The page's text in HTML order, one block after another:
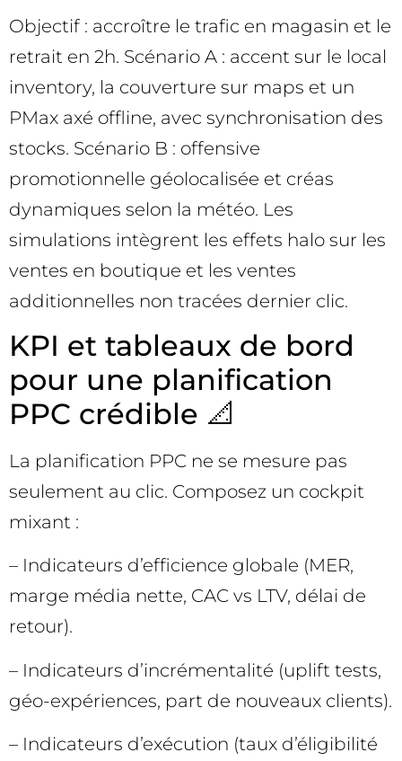
Objectif : accroître le trafic en magasin et le
retrait en 2h. Scénario A : accent sur le local
inventory, la couverture sur maps et un
PMax axé offline, avec synchronisation des
stocks. Scénario B : offensive
promotionnelle géolocalisée et créas
dynamiques selon la météo. Les
simulations intègrent les effets halo sur les
ventes en boutique et les ventes
additionnelles non tracées dernier clic.
KPI et tableaux de bord
pour une planification
PPC crédible 📐
La planification PPC ne se mesure pas
seulement au clic. Composez un cockpit
mixant :
– Indicateurs d’efficience globale (MER,
marge média nette, CAC vs LTV, délai de
retour).
– Indicateurs d’incrémentalité (uplift tests,
géo-expériences, part de nouveaux clients).
– Indicateurs d’exécution (taux d’éligibilité